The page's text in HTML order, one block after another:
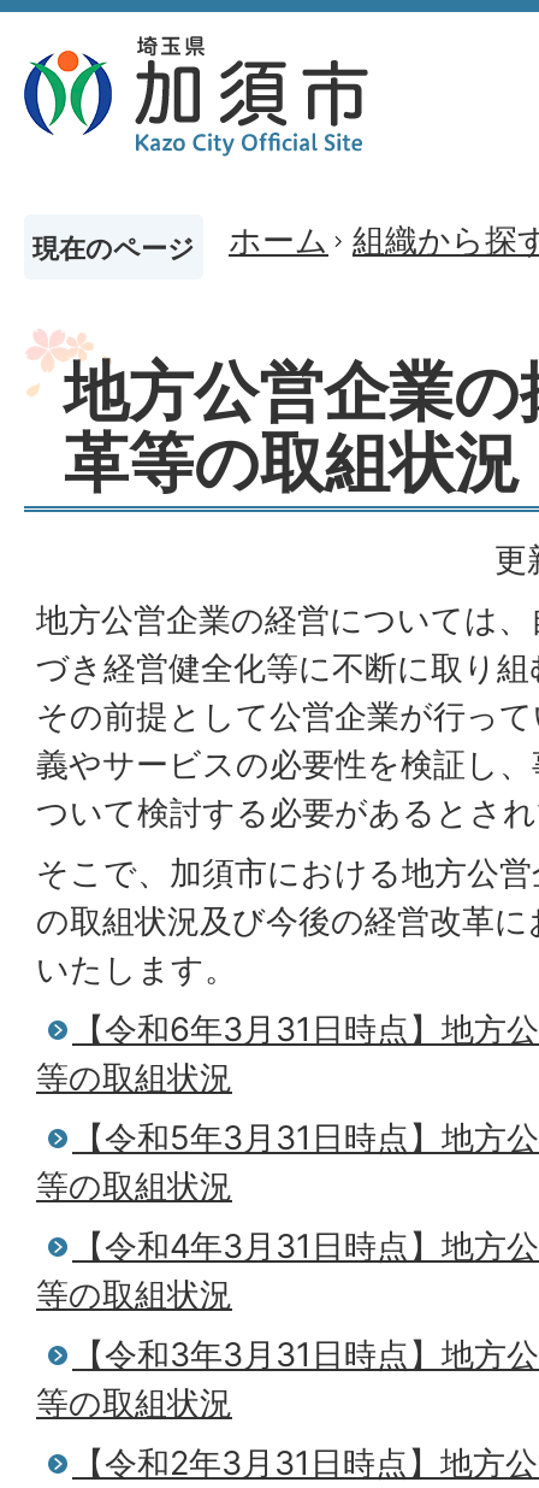
現在のページ ホーム 組織から探
地方公営企業
革等の取組状況
更
地方公営企業の経営については
づき経営健全化等に不断に取り
その前提として公営企業が行っ
義やサービスの必要性を検証し
ついて検討する必要があるとさ
そこで、加須市における地方公
の取組状況及び今後の経営改革
いたします。
【令和6年3月31日時点】地方
等の取組状況
【令和5年3月31日時点】地方
等の取組状況
【令和4年3月31日時点】地方
等の取組状況
【令和3年3月31日時点】地方
等の取組状況
【令和2年3月31日時点】地方